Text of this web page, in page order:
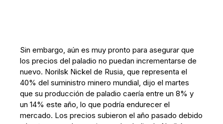
Sin embargo, aún es muy pronto para asegurar que
los precios del paladio no puedan incrementarse de
nuevo. Norilsk Nickel de Rusia, que representa el
40% del suministro minero mundial, dijo el martes
que su producción de paladio caería entre un 8% y
un 14% este año, lo que podría endurecer el
mercado. Los precios subieron el año pasado debido